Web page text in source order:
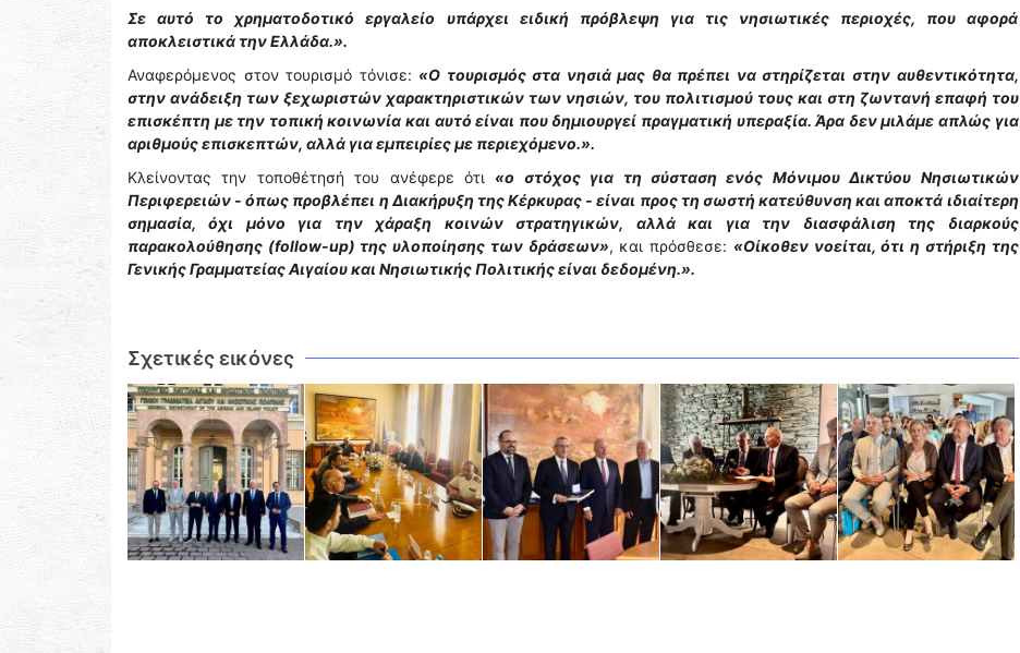
Σε αυτό το χρηματοδοτικό εργαλείο υπάρχει ειδική πρόβλεψη για τις νησιωτικές περιοχές, που αφορά
αποκλειστικά την Ελλάδα.».
Αναφερόμενος στον τουρισμό τόνισε: «Ο τουρισμός στα νησιά μας θα πρέπει να στηρίζεται στην αυθεντικότητα,
στην ανάδειξη των ξεχωριστών χαρακτηριστικών των νησιών, του πολιτισμού τους και στη ζωντανή επαφή του
επισκέπτη με την τοπική κοινωνία και αυτό είναι που δημιουργεί πραγματική υπεραξία. Άρα δεν μιλάμε απλώς για
αριθμούς επισκεπτών, αλλά για εμπειρίες με περιεχόμενο.».
Κλείνοντας την τοποθέτησή του ανέφερε ότι «ο στόχος για τη σύσταση ενός Μόνιμου Δικτύου Νησιωτικών
Περιφερειών - όπως προβλέπει η Διακήρυξη της Κέρκυρας - είναι προς τη σωστή κατεύθυνση και αποκτά ιδιαίτερη
σημασία, όχι μόνο για την χάραξη κοινών στρατηγικών, αλλά και για την διασφάλιση της διαρκούς
παρακολούθησης (follow-up) της υλοποίησης των δράσεων», και πρόσθεσε: «Οίκοθεν νοείται, ότι η στήριξη της
Γενικής Γραμματείας Αιγαίου και Νησιωτικής Πολιτικής είναι δεδομένη.».
Σχετικές εικόνες